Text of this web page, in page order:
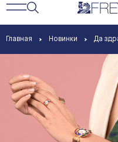
Открыть / Закрыть
Открытый поиск
Главная Новинки Да